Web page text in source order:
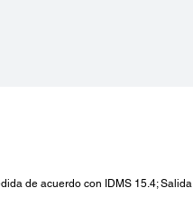
de acuerdo con IDMS 15.4; Salida